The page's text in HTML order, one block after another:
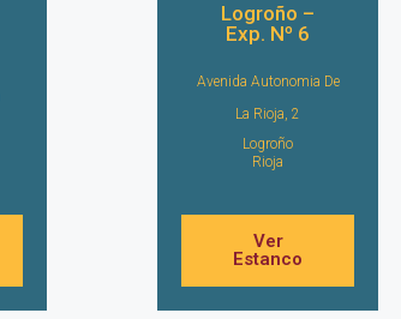
Logroño –
Exp. Nº 6
Avenida Autonomia De
La Rioja, 2
Logroño
Rioja
Ver
Estanco